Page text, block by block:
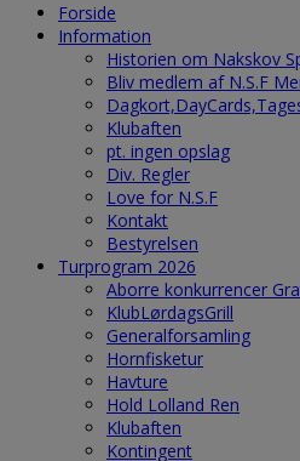
Forside
Information
Historien om Nakskov
Bliv medlem af N.S.F
Klubaften
pt. ingen opslag
Div. Regler
Love for N.S.F
Kontakt
Bestyrelsen
Turprogram 2026
Aborre konkurrencer
KlubLørdagsGrill
Generalforsamling
Hornfisketur
Havture
Hold Lolland Ren
Klubaften
Kontingent